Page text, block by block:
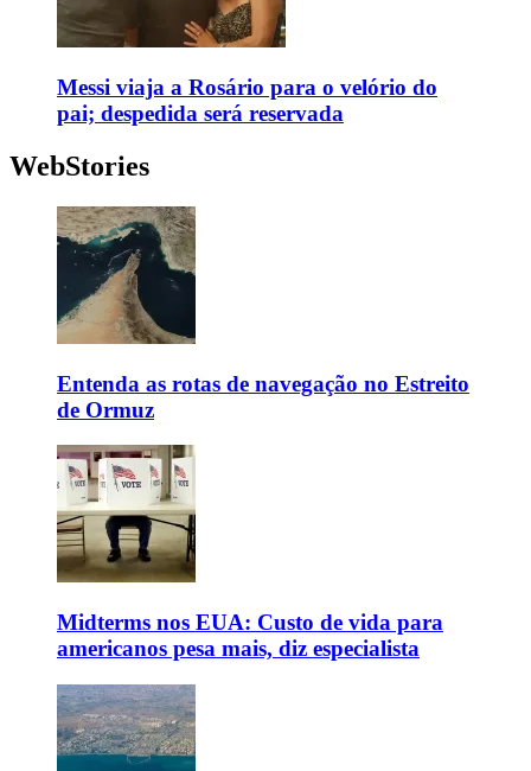
Messi viaja a Rosário para o velório do
pai; despedida será reservada
WebStories
Entenda as rotas de navegação no Estreito
de Ormuz
Midterms nos EUA: Custo de vida para
americanos pesa mais, diz especialista